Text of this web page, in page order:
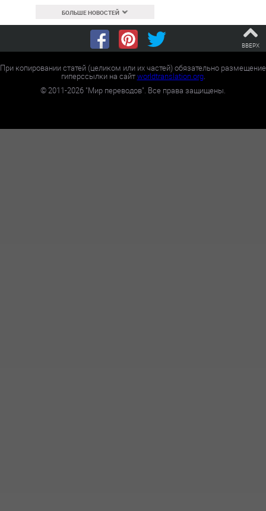
БОЛЬШЕ НОВОСТЕЙ
ВВЕРХ
При копировании статей (целиком или их частей) обязательно размещение
гиперссылки на сайтworldtranslation.org.
©2011-2026 "Мир переводов". Все права защищены.